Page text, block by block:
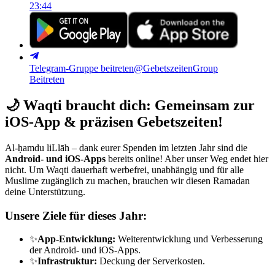
23:44
Telegram-Gruppe beitreten@GebetszeitenGroup
Beitreten
🌙 Waqti braucht dich: Gemeinsam zur
iOS-App & präzisen Gebetszeiten!
Al-ḥamdu liLlāh – dank eurer Spenden im letzten Jahr sind die
Android- und iOS-Apps bereits online! Aber unser Weg endet hier
nicht. Um Waqti dauerhaft werbefrei, unabhängig und für alle
Muslime zugänglich zu machen, brauchen wir diesen Ramadan
deine Unterstützung.
Unsere Ziele für dieses Jahr:
✨App-Entwicklung: Weiterentwicklung und Verbesserung
der Android- und iOS-Apps.
✨Infrastruktur: Deckung der Serverkosten.